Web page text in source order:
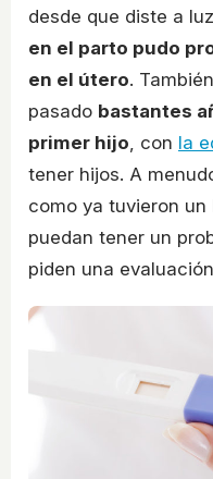
desde que diste a
en el parto pudo
en el útero.
pasado bastantes
primer hijo, con la
tener hijos. A
como ya tuvieron
puedan tener un
piden una